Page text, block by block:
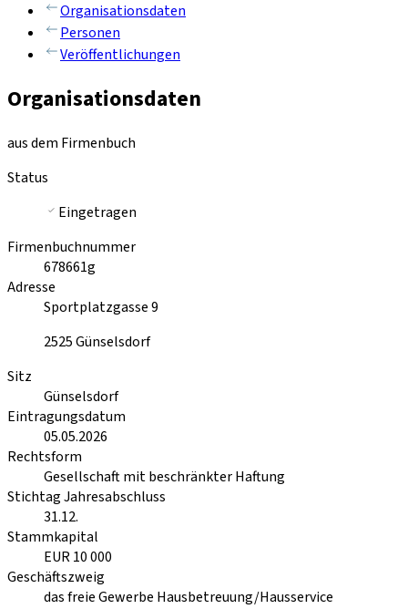
Organisationsdaten
Personen
Veröffentlichungen
Organisationsdaten
aus dem Firmenbuch
Status
Eingetragen
Firmenbuchnummer
678661g
Adresse
Sportplatzgasse 9
2525Günselsdorf
Sitz
Günselsdorf
Eintragungsdatum
05.05.2026
Rechtsform
Gesellschaft mit beschränkter Haftung
Stichtag Jahresabschluss
31.12.
Stammkapital
EUR 10 000
Geschäftszweig
das freie Gewerbe Hausbetreuung/Hausservice